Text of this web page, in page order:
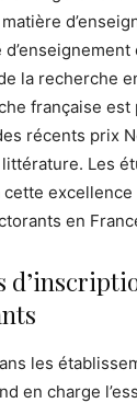
la recherche
française est
récents prix
Les
en
les
en charge